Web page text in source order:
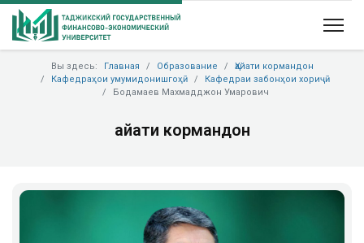
Вы здесь: Главная Образование
Ҳайати кормандон
Кафедраҳои умумидонишгоҳӣ
Кафедраи забонҳои хориҷӣ
Бодамаев Махмадджон Умарович
Ҳайати кормандон